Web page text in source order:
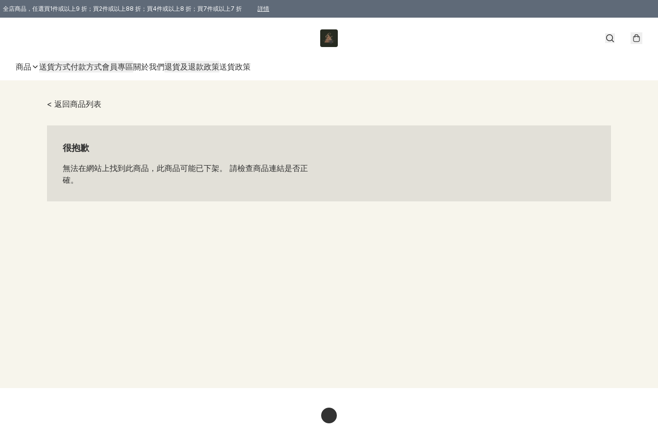
全店商品，任選買1件或以上9 折；買2件或以上88 折；買4件或以上8 折；買7件或以上7 折 詳情
商品 送貨方式付款方式會員專區關於我們退貨及退款政策送貨政策
< 返回商品列表
很抱歉
無法在網站上找到此商品，此商品可能已下架。 請檢查商品連結是否正
確。